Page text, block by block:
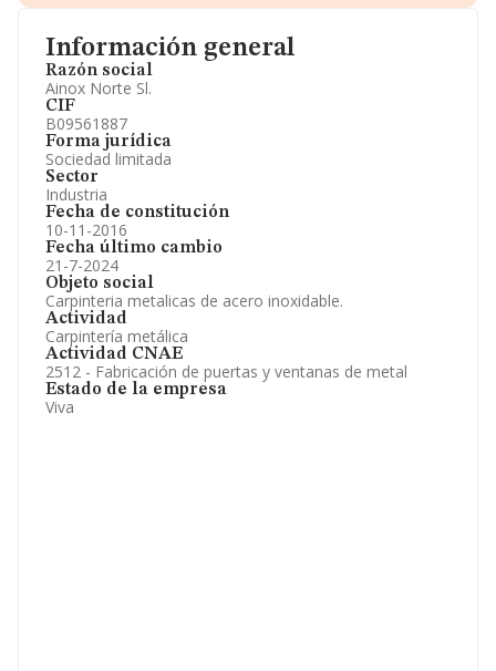
Información general
Razón social
Ainox Norte Sl.
CIF
B09561887
Forma jurídica
Sociedad limitada
Sector
Industria
Fecha de constitución
10-11-2016
Fecha último cambio
21-7-2024
Objeto social
Carpinteria metalicas de acero inoxidable.
Actividad
Carpintería metálica
Actividad CNAE
2512 - Fabricación de puertas y ventanas de metal
Estado de la empresa
Viva
Información oficial y registral complementaria.